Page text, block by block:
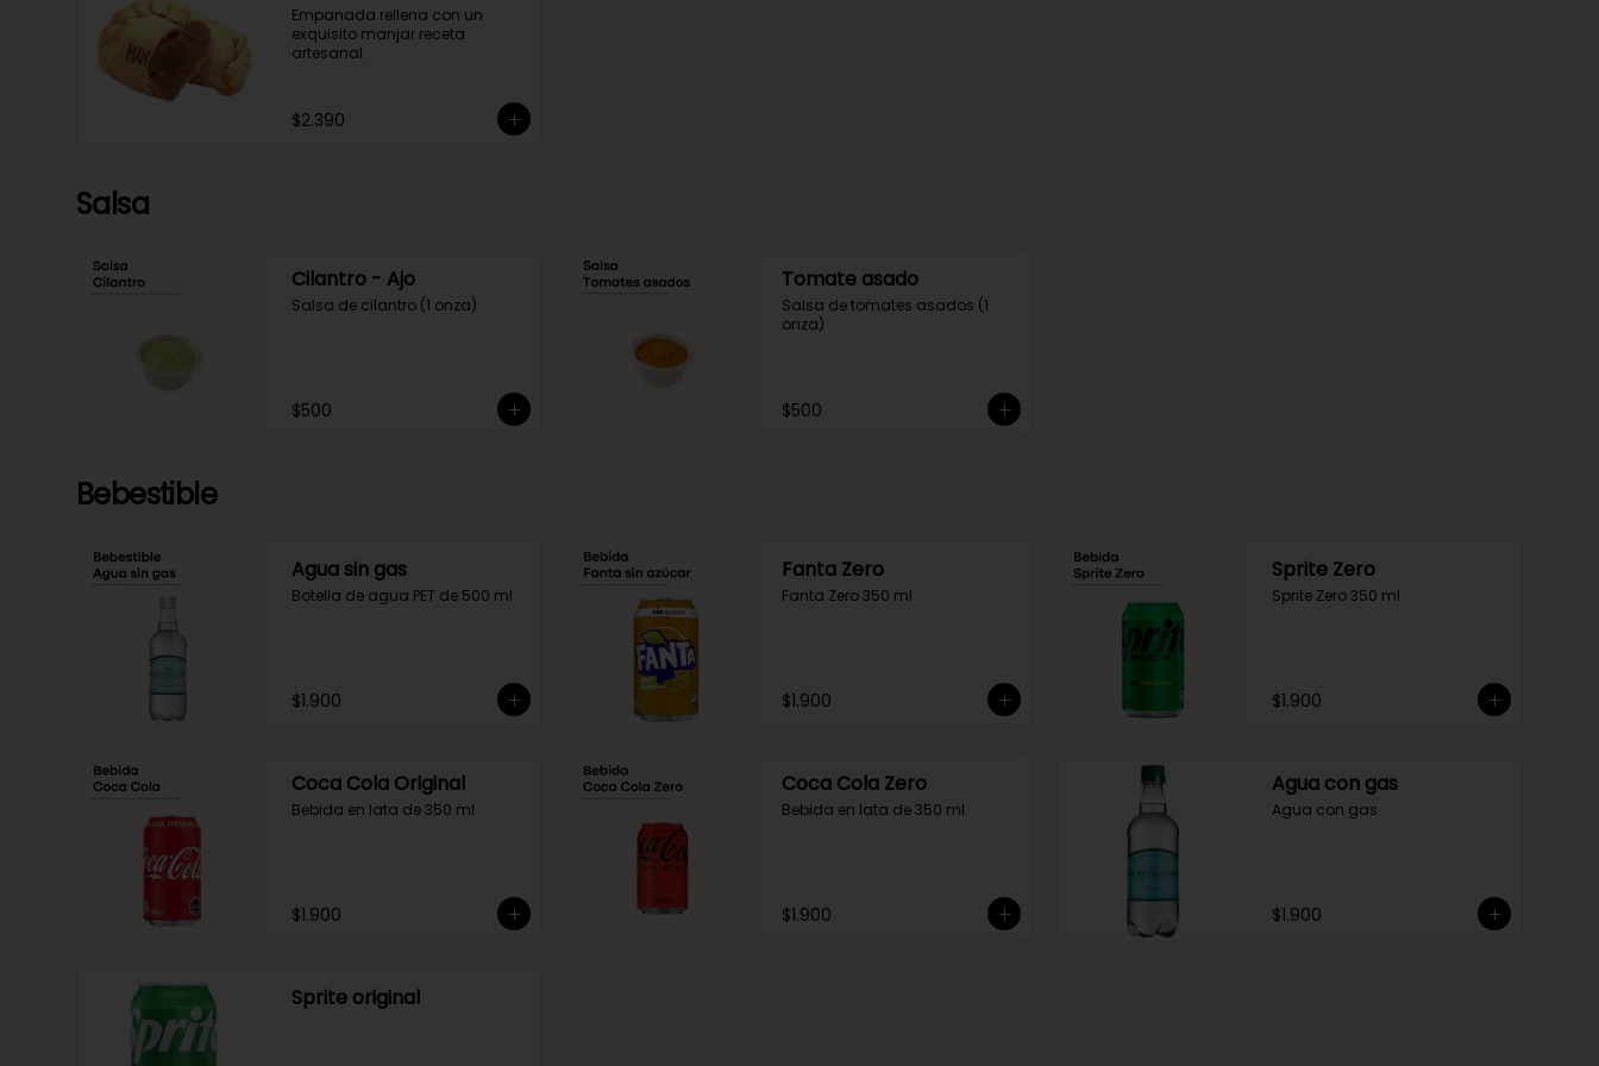
Empanada rellena con un
exquisito manjar receta
artesanal.
$2.390
Salsa
Cilantro - Ajo
Salsa de cilantro (1 onza)
$500
Tomate asado
Salsa de tomates asados (1
onza)
$500
Bebestible
Agua sin gas
Botella de agua PET de 500 ml
$1.900
Fanta Zero
Fanta Zero 350 ml
$1.900
Sprite Zero
Sprite Zero 350 ml
$1.900
Coca Cola Original
Bebida en lata de 350 ml
$1.900
Coca Cola Zero
Bebida en lata de 350 ml
$1.900
Agua con gas
Agua con gas
$1.900
Sprite original